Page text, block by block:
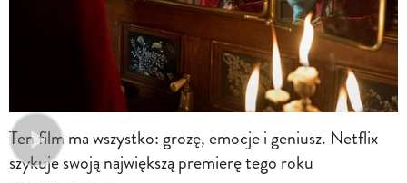
Ten film ma wszystko: grozę, emocje i geniusz. Netflix
szykuje swoją największą premierę tego roku